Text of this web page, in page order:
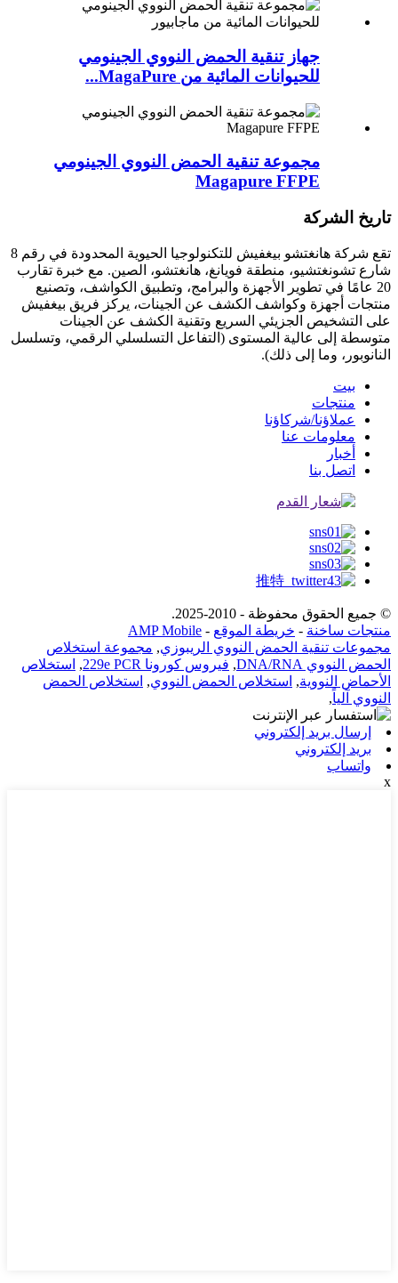
جهاز تنقية الحمض النووي الجينومي
للحيوانات المائية من MagaPure...
مجموعة تنقية الحمض النووي الجينومي
Magapure FFPE
تاريخ الشركة
تقع شركة هانغتشو بيغفيش للتكنولوجيا الحيوية المحدودة في رقم 8
شارع تشونغتشيو، منطقة فويانغ، هانغتشو، الصين. مع خبرة تقارب
20 عامًا في تطوير الأجهزة والبرامج، وتطبيق الكواشف، وتصنيع
منتجات أجهزة وكواشف الكشف عن الجينات، يركز فريق بيغفيش
على التشخيص الجزيئي السريع وتقنية الكشف عن الجينات
متوسطة إلى عالية المستوى (التفاعل التسلسلي الرقمي، وتسلسل
النانوبور، وما إلى ذلك).
بيت
منتجات
عملاؤنا/شركاؤنا
معلومات عنا
أخبار
اتصل بنا
© جميع الحقوق محفوظة - 2010-2025.
منتجات ساخنة - خريطة الموقع -
AMP Mobile
مجموعات تنقية الحمض النووي الريبوزي, مجموعة استخلاص
الحمض النووي DNA/RNA
, فيروس كورونا 229e PCR , استخلاص
الأحماض النووية, استخلاص الحمض النووي, استخلاص الحمض
النووي آلياً,
إرسال بريد إلكتروني
بريد إلكتروني
واتساب
x